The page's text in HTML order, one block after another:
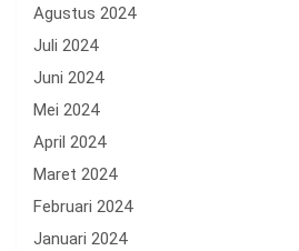
Agustus 2024
Juli 2024
Juni 2024
Mei 2024
April 2024
Maret 2024
Februari 2024
Januari 2024